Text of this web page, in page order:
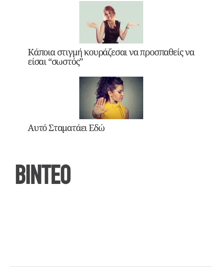
Κάποια στιγμή κουράζεσαι να προσπαθείς να
είσαι “σωστός”
Αυτό Σταματάει Εδώ
ΒΙΝΤΕΟ